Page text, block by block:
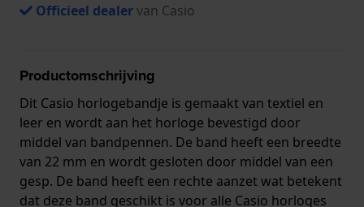
Officieel dealervan Casio
Productomschrijving
Dit Casio horlogebandje is gemaakt van textiel en
leer en wordt aan het horloge bevestigd door
middel van bandpennen. De band heeft een breedte
van 22 mm en wordt gesloten door middel van een
gesp. De band heeft een rechte aanzet wat betekent
dat deze band geschikt is voor alle Casio horloges